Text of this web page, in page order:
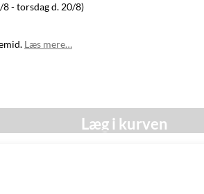
8 - torsdag d. 20/8)
Læs mere…
Læg i kurven